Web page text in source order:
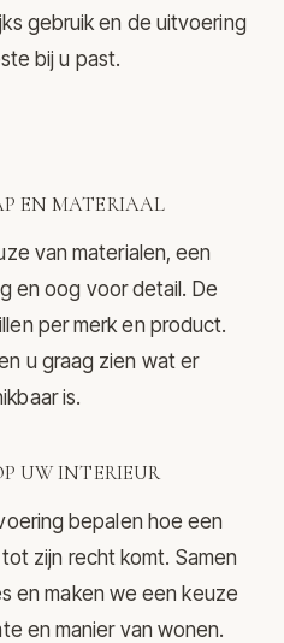
gebruik en de uitvoering
bij u past.
EN MATERIAAL
van materialen, een
en oog voor detail. De
per merk en product.
u graag zien wat er
is.
UW INTERIEUR
bepalen hoe een
zijn recht komt. Samen
en maken we een keuze
en manier van wonen.